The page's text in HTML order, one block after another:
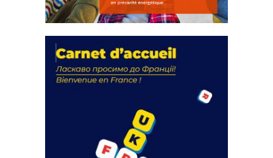
actions
18 septembre 2023
FEUILLETER